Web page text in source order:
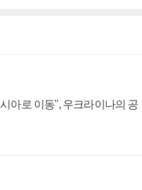
아로 이동", 우크라이나의 공